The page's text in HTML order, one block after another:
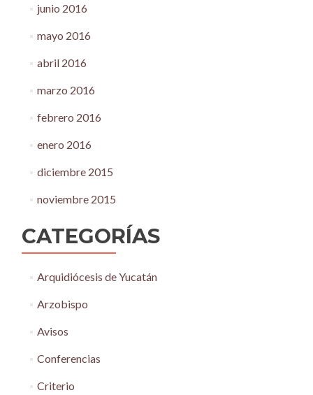
junio 2016
mayo 2016
abril 2016
marzo 2016
febrero 2016
enero 2016
diciembre 2015
noviembre 2015
CATEGORÍAS
Arquidiócesis de Yucatán
Arzobispo
Avisos
Conferencias
Criterio